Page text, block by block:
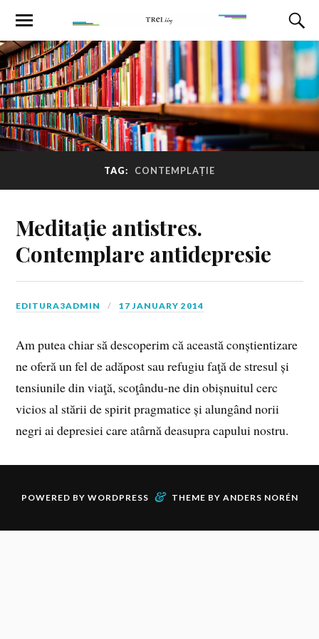
TAG: CONTEMPLAȚIE
Meditație antistres.
Contemplare antidepresie
EDITURA3ADMIN 17 JANUARY 2014
Am putea chiar să descoperim că această conștientizare
ne oferă un fel de adăpost sau refugiu faţă de stresul și
tensiunile din viaţă, scoţându‑ne din obișnuitul cerc
vicios al stării de spirit pragmatice și alungând norii
negri ai depresiei care atârnă deasupra capului nostru.
POWERED BY WORDPRESS & THEME BY ANDERS NORÉN